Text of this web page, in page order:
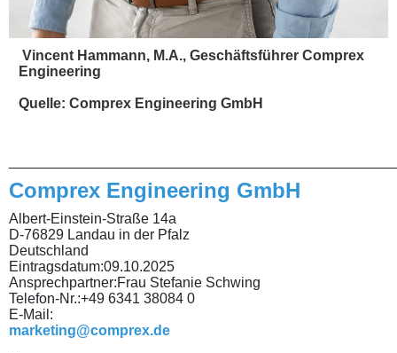
Vincent Hammann, M.A., Geschäftsführer Comprex
Engineering
Quelle: Comprex Engineering GmbH
Comprex Engineering GmbH
Albert-Einstein-Straße 14a
D-76829 Landau in der Pfalz
Deutschland
Eintragsdatum:09.10.2025
Ansprechpartner:Frau Stefanie Schwing
Telefon-Nr.:+49 6341 38084 0
E-Mail:
marketing@comprex.de